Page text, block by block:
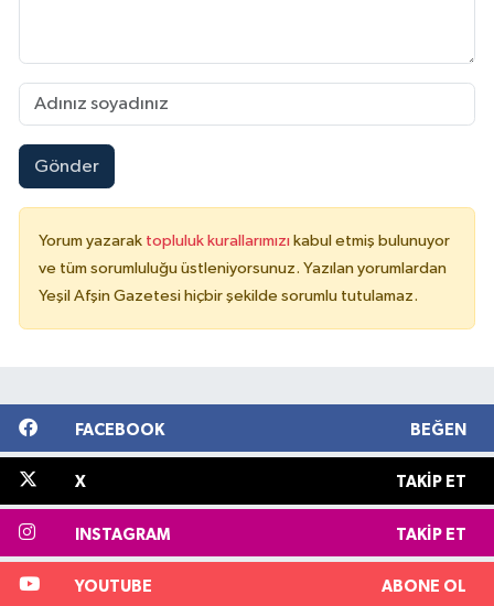
Gönder
Yorum yazarak topluluk kurallarımızı kabul etmiş bulunuyor
ve tüm sorumluluğu üstleniyorsunuz. Yazılan yorumlardan
Yeşil Afşin Gazetesi hiçbir şekilde sorumlu tutulamaz.
FACEBOOK BEĞEN
X TAKIP ET
INSTAGRAM TAKIP ET
YOUTUBE ABONE OL